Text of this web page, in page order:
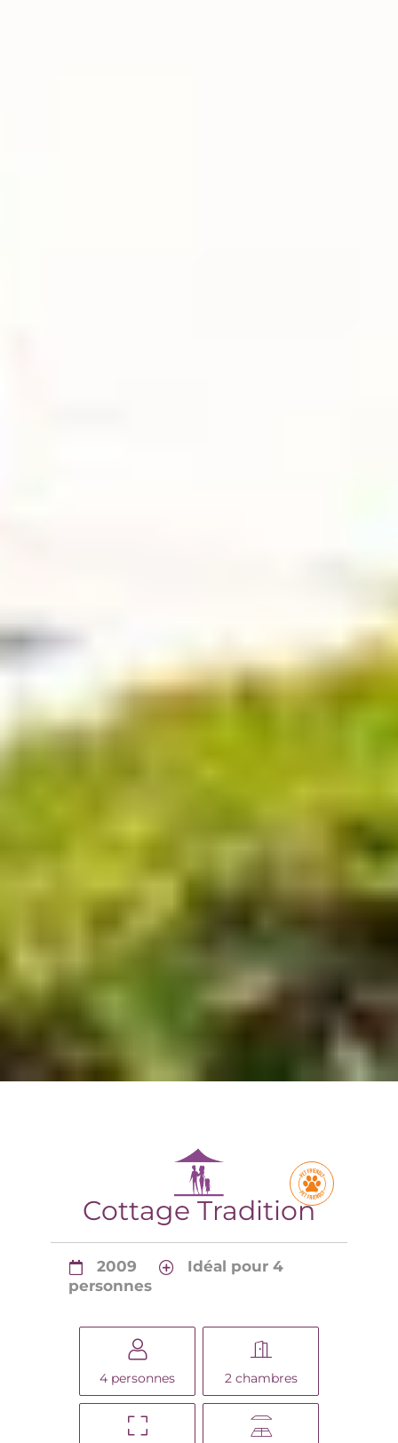
Cottage Tradition
2009
Idéal pour 4
personnes
4 personnes 2 chambres